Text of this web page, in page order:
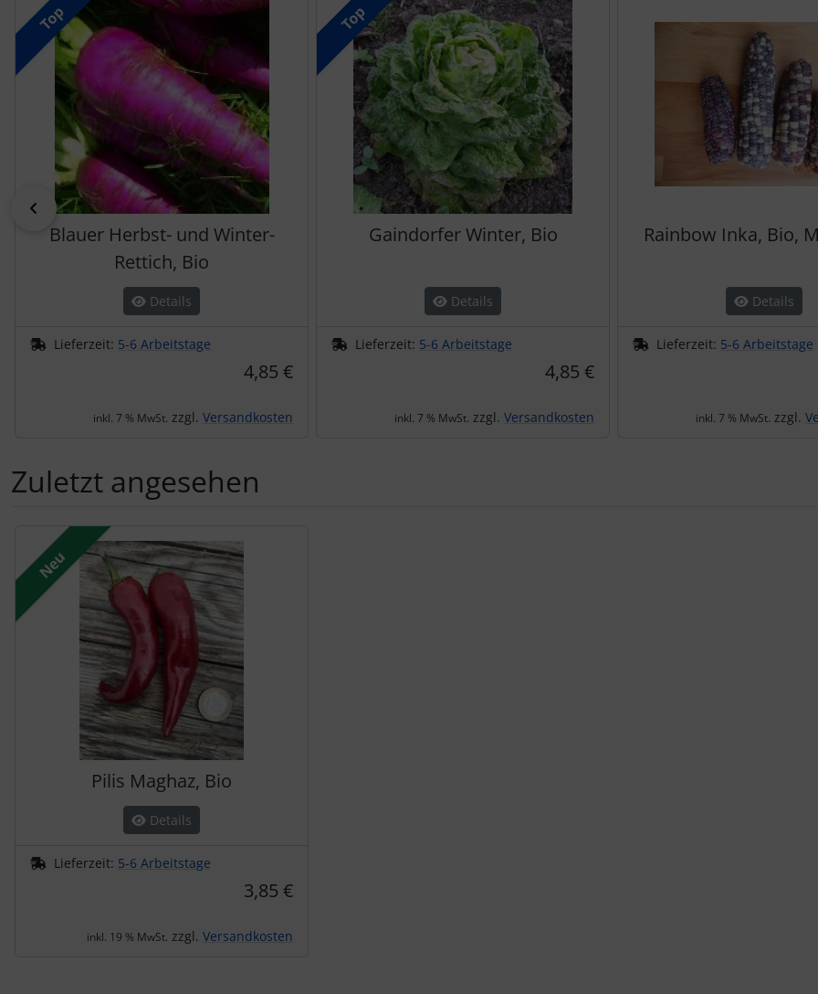
zurück
Top
Blauer Herbst- und Winter-
Rettich, Bio
Details
Lieferzeit: 5-6 Arbeitstage
4,85 €
inkl. 7 % MwSt. zzgl. Versandkosten
Top
Gaindorfer Winter, Bio
Details
Lieferzeit: 5-6 Arbeitstage
4,85 €
inkl. 7 % MwSt. zzgl. Versandkosten
Rainbow Inka, Bio,
Details
Lieferzeit: 5-6 Arbeitstage
inkl. 7 % MwSt. zzgl.
Zuletzt angesehen
Es folgt ein Produktslider - navigieren Sie mit der Tab-Taste zu den einzelnen Artikeln.
Neu
Pilis Maghaz, Bio
Details
Lieferzeit: 5-6 Arbeitstage
3,85 €
inkl. 19 % MwSt. zzgl. Versandkosten